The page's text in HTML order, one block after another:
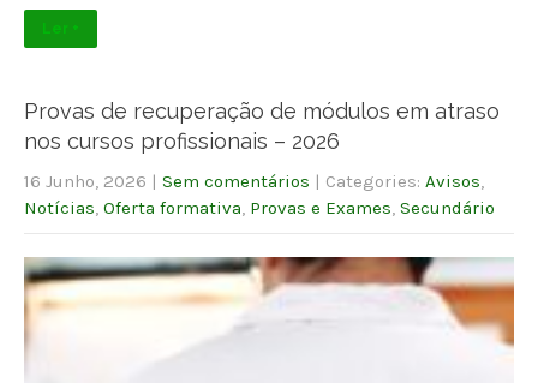
Ler +
Provas de recuperação de módulos em atraso
nos cursos profissionais – 2026
16 Junho, 2026 | Sem comentários | Categories: Avisos
Notícias Oferta formativa Provas e Exames Secundário